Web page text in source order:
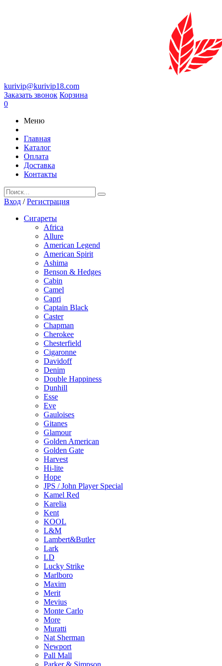
kurivip@kurivip18.com
Заказать звонок Корзина
0
Меню
Главная
Каталог
Оплата
Доставка
Контакты
Вход /Регистрация
Сигареты
Africa
Allure
American Legend
American Spirit
Ashima
Benson & Hedges
Cabin
Camel
Capri
Captain Black
Caster
Chapman
Cherokee
Chesterfield
Cigaronne
Davidoff
Denim
Double Happiness
Dunhill
Esse
Eve
Gauloises
Gitanes
Glamour
Golden American
Golden Gate
Harvest
Hi-lite
Hope
JPS / John Player Special
Kamel Red
Karelia
Kent
KOOL
L&M
Lambert&Butler
Lark
LD
Lucky Strike
Marlboro
Maxim
Merit
Mevius
Monte Carlo
More
Muratti
Nat Sherman
Newport
Pall Mall
Parker & Simpson